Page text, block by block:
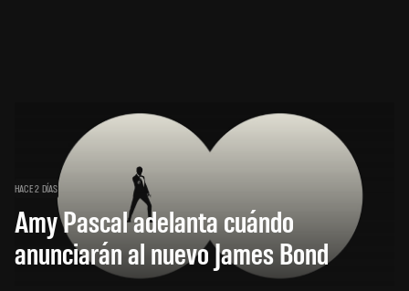
HACE 2 DÍAS
Amy Pascal adelanta cuándo
anunciarán al nuevo James Bond